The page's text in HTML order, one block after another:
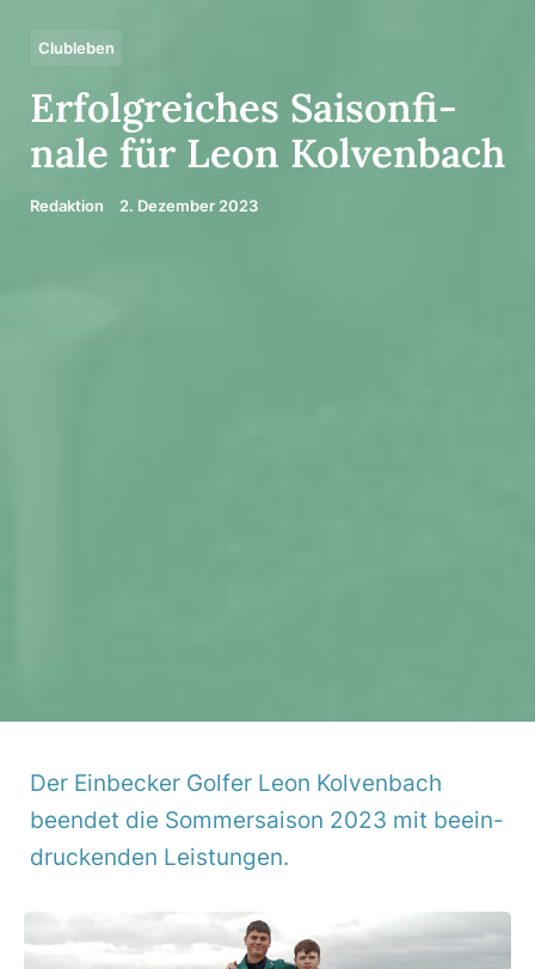
Clubleben
Erfolg­rei­ches Saison­fi­
nale für Leon Kolven­bach
Redaktion 2. Dezember 2023
Der Einbe­cker Golfer Leon Kolven­bach
beendet die Sommer­saison 2023 mit beein­
dru­ckenden Leis­tungen.